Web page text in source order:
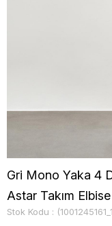
Gri Mono Yaka 4
Astar Takım
Stok Kodu